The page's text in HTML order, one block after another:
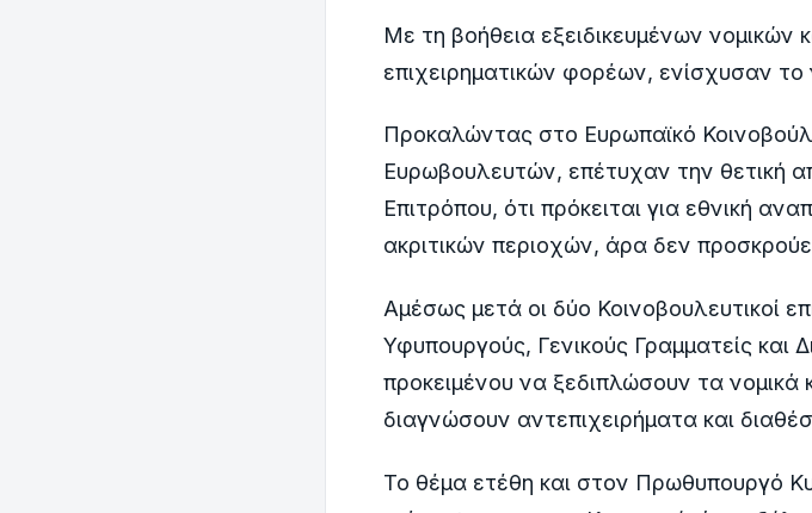
Με τη βοήθεια εξειδικευμένων
επιχειρηματικών φορέων, ενίσχυσαν το
Προκαλώντας στο Ευρωπαϊκό
Ευρωβουλευτών, επέτυχαν την θετική
Επιτρόπου, ότι πρόκειται για εθνική
ακριτικών περιοχών, άρα δεν
Αμέσως μετά οι δύο Κοινοβουλευτικοί
Υφυπουργούς, Γενικούς Γραμματείς και
προκειμένου να ξεδιπλώσουν τα νομικά
διαγνώσουν αντεπιχειρήματα και
Το θέμα ετέθη και στον Πρωθυπουργό